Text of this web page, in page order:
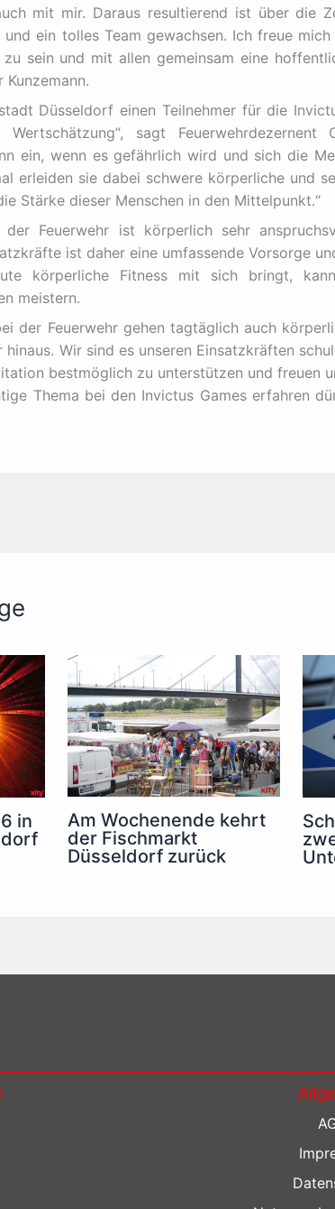
mit mir. Daraus resultierend ist über die
ein tolles Team gewachsen. Ich freue
zu sein und mit allen gemeinsam eine
Kunzemann.
Düsseldorf einen Teilnehmer für die
sagt Feuerwehrdezernent
ein, wenn es gefährlich wird und sich die
erleiden sie dabei schwere körperliche und
Stärke dieser Menschen in den Mittelpunkt.“
Feuerwehr ist körperlich sehr
ist daher eine umfassende Vorsorge
körperliche Fitness mit sich bringt,
meistern.
der Feuerwehr gehen tagtäglich auch
hinaus. Wir sind es unseren Einsatzkräften
bestmöglich zu unterstützen und freuen
Thema bei den Invictus Games erfahren
in
Am Wochenende kehrt
der Fischmarkt
Düsseldorf zurück